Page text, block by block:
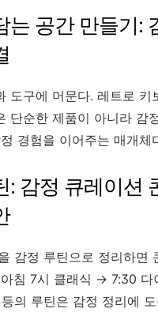
는 공간 만들기:
도구에 머문다. 레트로 키
단순한 제품이 아니라 감
경험을 이어주는 매개체
: 감정 큐레이션
감정 루틴으로 정리하면
아침 7시 클래식 → 7:30
의 루틴은 감정 정리에